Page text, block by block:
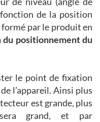
de la position
par le produit en
positionnement du
le point de fixation
l’appareil. Ainsi plus
est grande, plus
grand, et par